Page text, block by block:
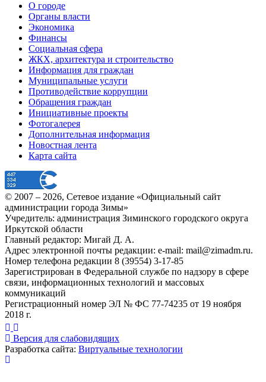
О городе
Органы власти
Экономика
Финансы
Социальная сфера
ЖКХ, архитектура и строительство
Информация для граждан
Муниципальные услуги
Противодействие коррупции
Обращения граждан
Инициативные проекты
Фотогалерея
Дополнительная информация
Новостная лента
Карта сайта
© 2007 – 2026, Сетевое издание «Официальный сайт
администрации города Зимы»
Учредитель: администрация Зиминского городского округа
Иркутской области
Главный редактор: Мигай Д. А.
Адрес электронной почты редакции: e-mail: mail@zimadm.ru.
Номер телефона редакции 8 (39554) 3-17-85
Зарегистрирован в Федеральной службе по надзору в сфере
связи, информационных технологий и массовых
коммуникаций
Регистрационный номер ЭЛ № ФС 77-74235 от 19 ноября
2018 г.
Версия для слабовидящих
Разработка сайта: Виртуальные технологии